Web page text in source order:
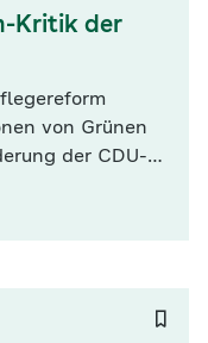
Kritik der
von Grünen
der CDU-